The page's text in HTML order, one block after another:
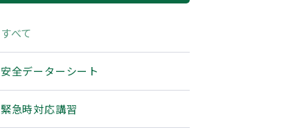
すべて
安全データーシート
緊急時対応講習